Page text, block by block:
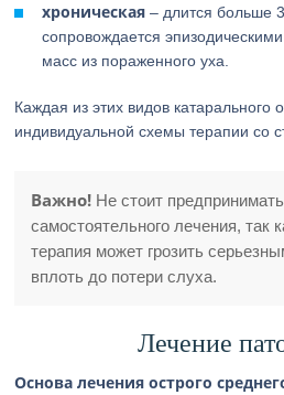
хроническая – длится больше
сопровождается
масс из пораженного уха.
Каждая из этих видов катарального
индивидуальной схемы терапии со
Важно! Не стоит
самостоятельного лечения, так
терапия может грозить
вплоть до потери слуха.
Лечение
Основа лечения острого